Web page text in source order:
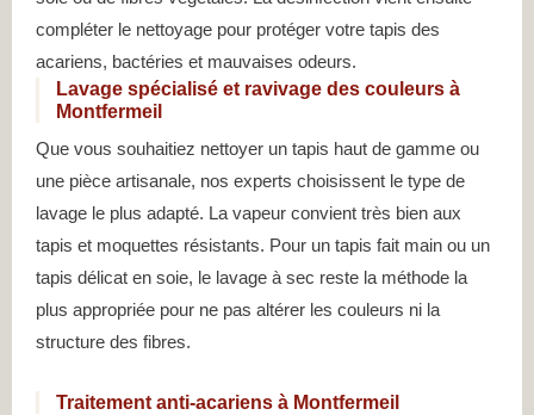
compléter le nettoyage pour protéger votre tapis des
acariens, bactéries et mauvaises odeurs.
Lavage spécialisé et ravivage des couleurs à
Montfermeil
Que vous souhaitiez nettoyer un tapis haut de gamme ou
une pièce artisanale, nos experts choisissent le type de
lavage le plus adapté. La vapeur convient très bien aux
tapis et moquettes résistants. Pour un tapis fait main ou un
tapis délicat en soie, le lavage à sec reste la méthode la
plus appropriée pour ne pas altérer les couleurs ni la
structure des fibres.
Traitement anti-acariens à Montfermeil